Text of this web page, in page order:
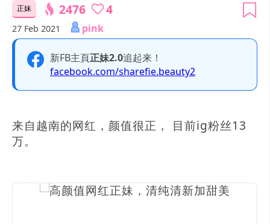
正妹 2476 4
27 Feb 2021 pink
新FB主頁正妹2.0追起来！
facebook.com/sharefie.beauty2
来自越南的网红，颜值很正， 目前ig粉丝13
万。